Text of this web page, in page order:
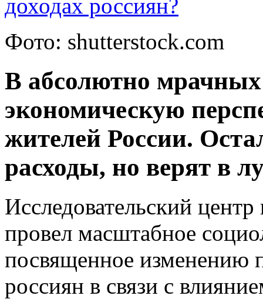
Фото: shutterstock.com
В абсолютно мрачных
экономическую
жителей России.
расходы, но верят в
Исследовательский
провел масштабное
посвященное изменению
россиян в связи с